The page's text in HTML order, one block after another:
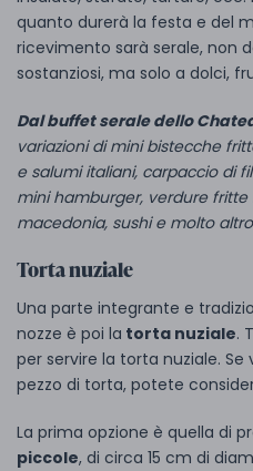
quanto durerà la festa e del
ricevimento sarà serale, non
sostanziosi, ma solo a dolci,
Dal buffet serale dello
variazioni di mini bistecche
e salumi italiani, carpaccio di
mini hamburger, verdure
macedonia, sushi e molto
Torta nuziale
Una parte integrante e
nozze è poi la torta nuziale.
per servire la torta nuziale.
pezzo di torta, potete
La prima opzione è quella di
piccole, di circa 15 cm di